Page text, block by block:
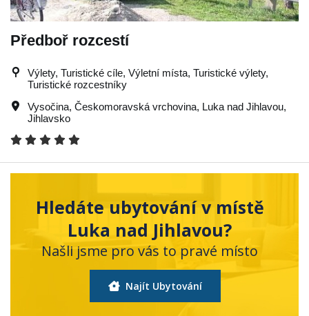
Předboř rozcestí
Výlety, Turistické cíle, Výletní místa, Turistické výlety,
Turistické rozcestníky
Vysočina, Českomoravská vrchovina, Luka nad Jihlavou,
Jihlavsko
Hledáte ubytování v místě
Luka nad Jihlavou?
Našli jsme pro vás to pravé místo
Najít Ubytování